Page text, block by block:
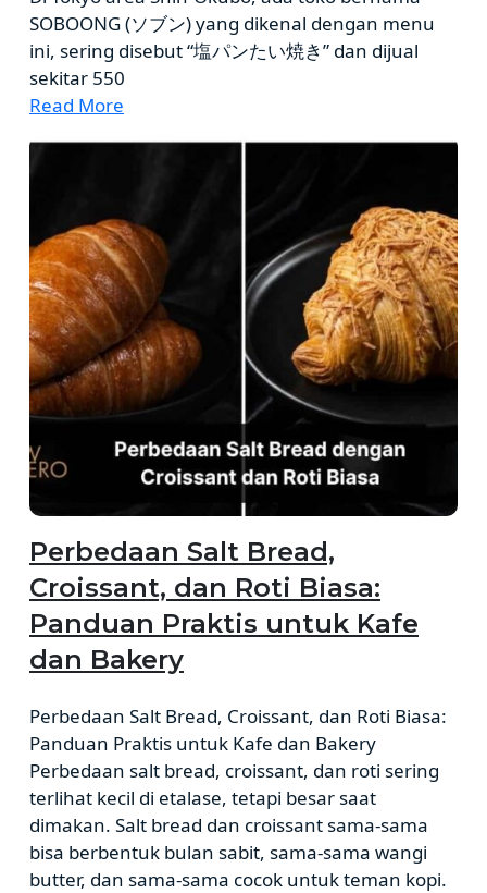
SOBOONG (ソブン) yang dikenal dengan menu
ini, sering disebut “塩パンたい焼き” dan dijual
sekitar 550
Read More
Perbedaan Salt Bread,
Croissant, dan Roti Biasa:
Panduan Praktis untuk Kafe
dan Bakery
Perbedaan Salt Bread, Croissant, dan Roti Biasa:
Panduan Praktis untuk Kafe dan Bakery
Perbedaan salt bread, croissant, dan roti sering
terlihat kecil di etalase, tetapi besar saat
dimakan. Salt bread dan croissant sama-sama
bisa berbentuk bulan sabit, sama-sama wangi
butter, dan sama-sama cocok untuk teman kopi.